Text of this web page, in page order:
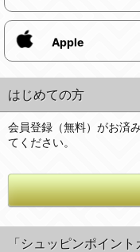
Apple
はじめての方
会員登録（無料）がお済
てください。
「シュッピンポイン